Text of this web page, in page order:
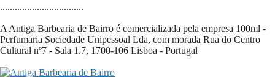
..................................
A Antiga Barbearia de Bairro é comercializada pela empresa 100ml -
Perfumaria Sociedade Unipessoal Lda, com morada Rua do Centro
Cultural nº7 - Sala 1.7, 1700-106 Lisboa - Portugal